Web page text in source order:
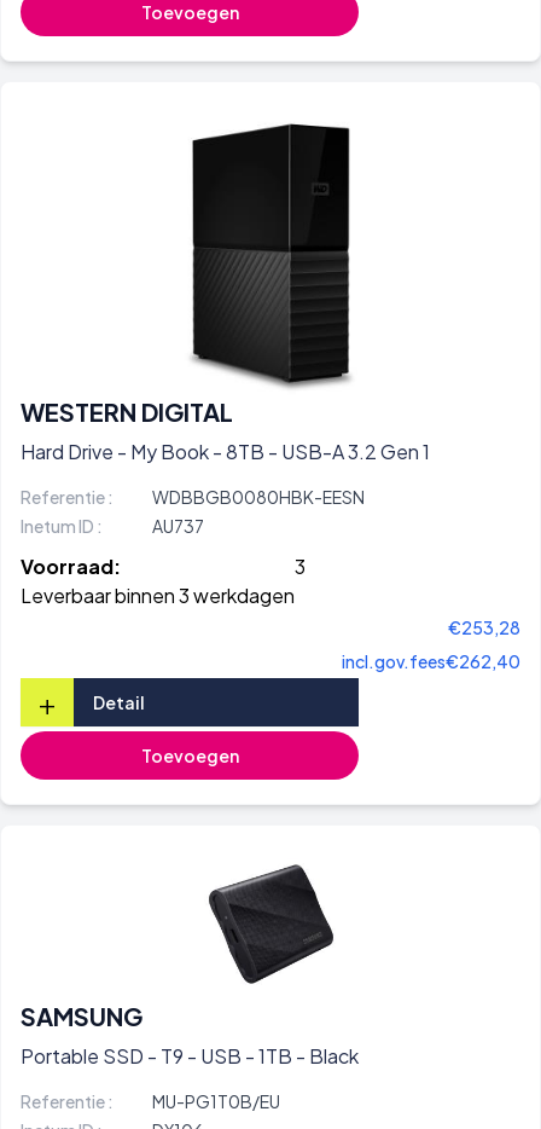
Toevoegen
WESTERN DIGITAL
Hard Drive - My Book - 8TB - USB-A 3.2 Gen 1
Referentie :
WDBBGB0080HBK-EESN
Inetum ID :
AU737
Voorraad:
3
Leverbaar binnen 3 werkdagen
€253,28
incl.gov.fees€262,40
+ Detail
Toevoegen
SAMSUNG
Portable SSD - T9 - USB - 1TB - Black
Referentie :
MU-PG1T0B/EU